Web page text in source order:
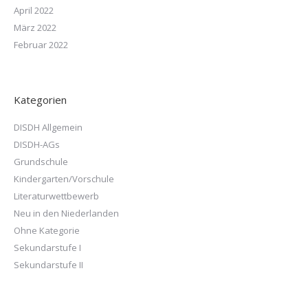
April 2022
März 2022
Februar 2022
Kategorien
DISDH Allgemein
DISDH-AGs
Grundschule
Kindergarten/Vorschule
Literaturwettbewerb
Neu in den Niederlanden
Ohne Kategorie
Sekundarstufe I
Sekundarstufe II